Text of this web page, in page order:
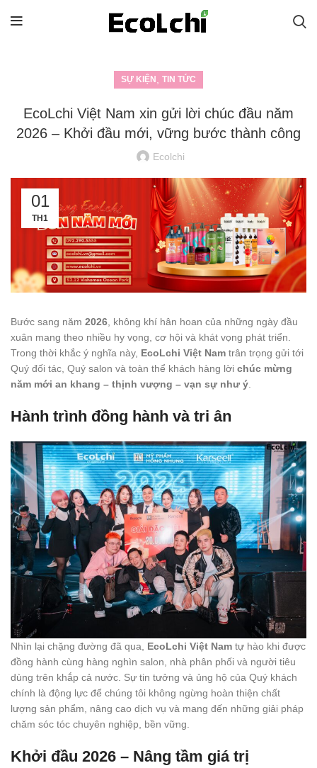
SỰ KIỆN TIN TỨC
EcoLchi Việt Nam xin gửi lời chúc đầu năm
2026 – Khởi đầu mới, vững bước thành công
Ecolchi
01
TH1
Bước sang năm 2026 , không khí hân hoan của những ngày đầu
xuân mang theo nhiều hy vọng, cơ hội và khát vọng phát triển.
Trong thời khắc ý nghĩa này, EcoLchi Việt Nam trân trọng gửi tới
Quý đối tác, Quý salon và toàn thể khách hàng lời chúc mừng
năm mới an khang – thịnh vượng – vạn sự như ý
Hành trình đồng hành và tri ân
Nhìn lại chặng đường đã qua, EcoLchi Việt Nam tự hào khi được
đồng hành cùng hàng nghìn salon, nhà phân phối và người tiêu
dùng trên khắp cả nước. Sự tin tưởng và ủng hộ của Quý khách
chính là động lực để chúng tôi không ngừng hoàn thiện chất
lượng sản phẩm, nâng cao dịch vụ và mang đến những giải pháp
chăm sóc tóc chuyên nghiệp, bền vững.
Khởi đầu 2026 – Nâng tầm giá trị